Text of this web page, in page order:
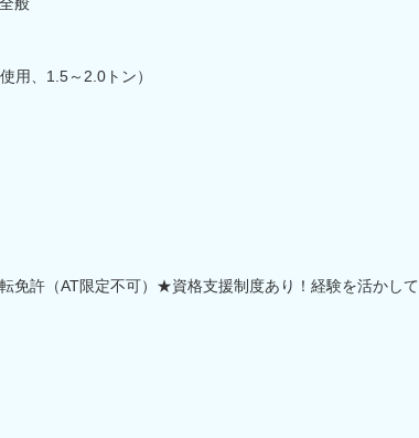
用、1.5～2.0トン）
免許（AT限定不可）★資格支援制度あり！経験を活かして